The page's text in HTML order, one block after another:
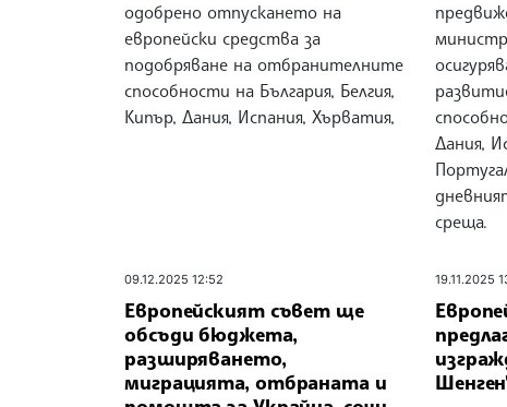
одобрено отпускането на
европейски средства за
подобряване на отбранителните
способности на България, Белгия,
Кипър, Дания, Испания, Хърватия,
Дания,
среща.
09.12.2025 12:52
Европейският съвет ще
обсъди бюджета,
разширяването,
миграцията, отбраната и
19.11.2025